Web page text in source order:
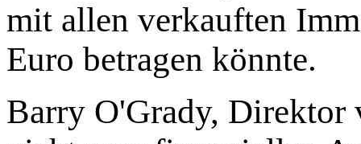
mit allen verkauften
Euro betragen könnte.
Barry O'Grady, Direktor